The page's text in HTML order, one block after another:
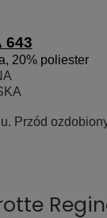
643
20% poliester